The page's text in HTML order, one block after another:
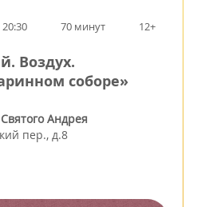
20:30 70 минут 12+
Воздух.
соборе»
Андрея
пер., д.8